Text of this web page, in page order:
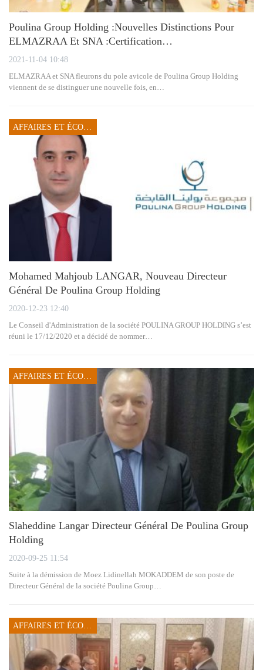
Poulina Group Holding :Nouvelles Distinctions Pour
ELMAZRAA Et SNA :Certification…
2021-11-04 10:48
ELMAZRAA et SNA fleurons du pole avicole de Poulina Group Holding
viennent de se distinguer une nouvelle fois, en…
Mohamed Mahjoub LANGAR, Nouveau Directeur
Général De Poulina Group Holding
2020-12-23 12:40
Le Conseil d'Administration de la société POULINA GROUP HOLDING s’est
réuni le 17/12/2020 et a décidé de nommer…
AFFAIRES ET ÉCONOMIE
Slaheddine Langar Directeur Général De Poulina Group
Holding
2020-09-25 11:54
Suite à la démission de Moez Lidinellah MOKADDEM de son poste de
Directeur Général de la société Poulina Group…